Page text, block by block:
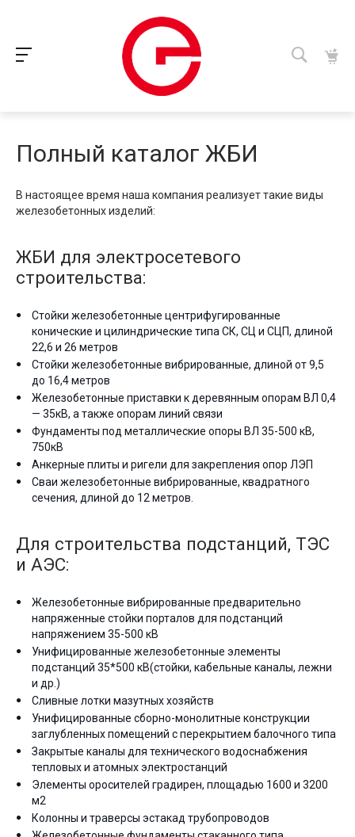
Полный каталог ЖБИ
В настоящее время наша компания реализует такие виды
железобетонных изделий:
ЖБИ для электросетевого
строительства:
Стойки железобетонные центрифугированные
конические и цилиндрические типа СК, СЦ и СЦП, длиной
22,6 и 26 метров
Стойки железобетонные вибрированные, длиной от 9,5
до 16,4 метров
Железобетонные приставки к деревянным опорам ВЛ 0,4
— 35кВ, а также опорам линий связи
Фундаменты под металлические опоры ВЛ 35-500 кВ,
750кВ
Анкерные плиты и ригели для закрепления опор ЛЭП
Сваи железобетонные вибрированные, квадратного
сечения, длиной до 12 метров.
Для строительства подстанций, ТЭС
и АЭС:
Железобетонные вибрированные предварительно
напряженные стойки порталов для подстанций
напряжением 35-500 кВ
Унифицированные железобетонные элементы
подстанций 35*500 кВ(стойки, кабельные каналы, лежни
и др.)
Сливные лотки мазутных хозяйств
Унифицированные сборно-монолитные конструкции
заглубленных помещений с перекрытием балочного типа
Закрытые каналы для технического водоснабжения
тепловых и атомных электростанций
Элементы оросителей градирен, площадью 1600 и 3200
м2
Колонны и траверсы эстакад трубопроводов